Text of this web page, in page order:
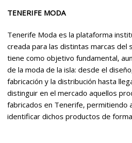
TENERIFE MODA
Tenerife Moda es la plataforma
creada para las distintas marcas del
tiene como objetivo fundamental,
de la moda de la isla: desde el
fabricación y la distribución hasta
distinguir en el mercado aquellos
fabricados en Tenerife, permitiendo
identificar dichos productos de